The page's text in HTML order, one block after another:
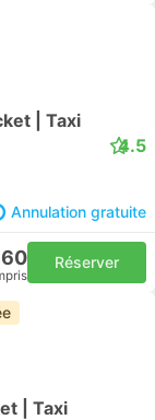
| Taxi
4.5
Annulation gratuite
Réserver
| Taxi